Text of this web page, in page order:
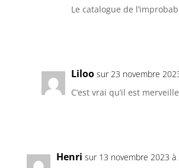
Le catalogue de
Liloo sur 23 novembre
C’est vrai qu’il est
Henri sur 13 novembre 2023